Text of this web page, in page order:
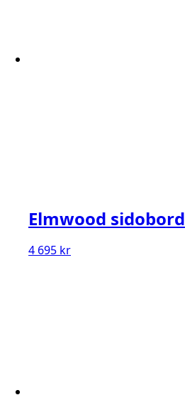
Elmwood sidobord
4 695 kr